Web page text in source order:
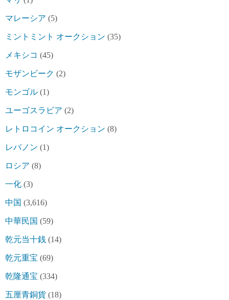
マレーシア (5)
ミントミント オークション (35)
メキシコ (45)
モザンビーク (2)
モンゴル (1)
ユーゴスラビア (2)
レトロコイン オークション (8)
レバノン (1)
ロシア (8)
一化 (3)
中国 (3,616)
中華民国 (59)
乾元当十銭 (14)
乾元重宝 (69)
乾隆通宝 (334)
五厘青銅貨 (18)